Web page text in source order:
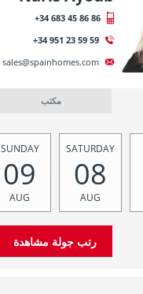
+34 683 45 86 86
+34 951 23 59 59
sales@spainhomes.com
مكتب
SATURDAY
08
AUG
SUNDAY
09
AUG